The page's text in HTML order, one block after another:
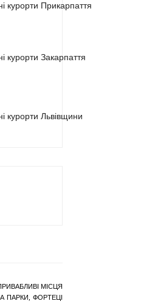
курорти Прикарпаття
курорти Закарпаття
курорти Львівщини
МІСЦЯ
ПАРКИ, ФОРТЕЦІ